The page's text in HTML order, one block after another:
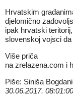
Hrvatskim
djelomično
ipak hrvatski
slovenskoj vojsci
Više priča
na zrelazena.com i
Piše: Siniša
30.06.2017. 08:01:00